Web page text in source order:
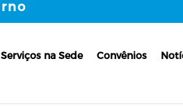
na Sede Convênios